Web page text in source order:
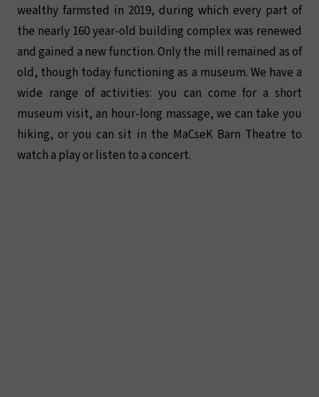
wealthy farmsted in 2019, during which every part of
the nearly 160 year-old building complex was renewed
and gained a new function. Only the mill remained as of
old, though today functioning as a museum. We have a
wide range of activities: you can come for a short
museum visit, an hour-long massage, we can take you
hiking, or you can sit in the MaCseK Barn Theatre to
watch a play or listen to a concert.